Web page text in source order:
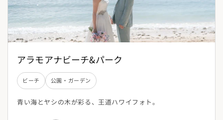
アラモアナビーチ&パーク
ビーチ 公園・ガーデン
青い海とヤシの木が彩る、王道ハワイフォト。